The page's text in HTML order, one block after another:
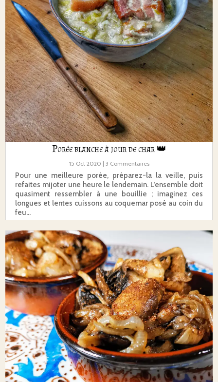
Porée blanche à jour de char 👑
15 Oct 2020 | 3 Commentaires
Pour une meilleure porée, préparez-la la veille, puis
refaites mijoter une heure le lendemain. L’ensemble doit
quasiment ressembler à une bouillie ; imaginez ces
longues et lentes cuissons au coquemar posé au coin du
feu…